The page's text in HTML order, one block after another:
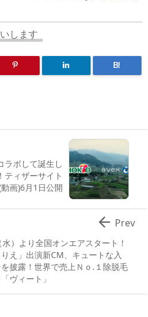
d p.
します
B!
ラボして誕生し
ティザーサイト
画)6月1日公開
）より全国オンエアスタート！
りえ」出演新CM、キュートな入
披露！世界で売上Ｎｏ.１除脱毛
ヴィート」
 Prev